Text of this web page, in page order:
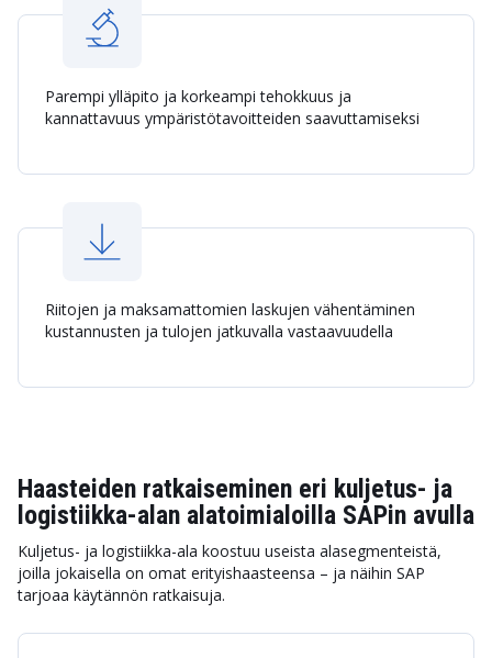
Parempi ylläpito ja korkeampi tehokkuus ja
kannattavuus ympäristötavoitteiden saavuttamiseksi
Riitojen ja maksamattomien laskujen vähentäminen
kustannusten ja tulojen jatkuvalla vastaavuudella
Haasteiden ratkaiseminen eri kuljetus- ja
logistiikka-alan alatoimialoilla SAPin avulla
Kuljetus- ja logistiikka-ala koostuu useista alasegmenteistä,
joilla jokaisella on omat erityishaasteensa – ja näihin SAP
tarjoaa käytännön ratkaisuja.